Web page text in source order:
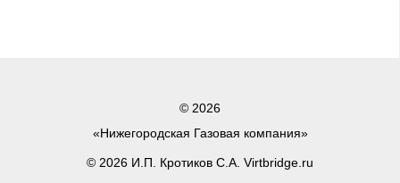
© 2026
«Нижегородская Газовая компания»
© 2026 И.П. Кротиков С.А. Virtbridge.ru